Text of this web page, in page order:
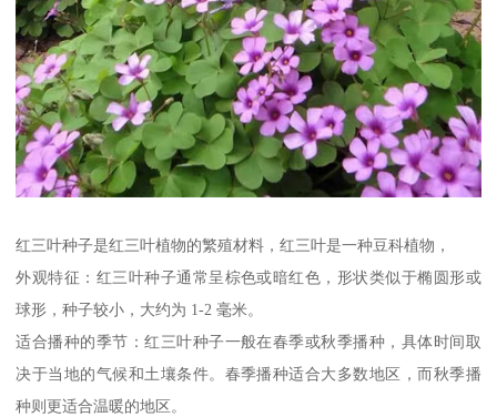
红三叶种子是红三叶植物的繁殖材料，红三叶是一种豆科植物，
外观特征：红三叶种子通常呈棕色或暗红色，形状类似于椭圆形或
球形，种子较小，大约为 1-2 毫米。
适合播种的季节：红三叶种子一般在春季或秋季播种，具体时间取
决于当地的气候和土壤条件。春季播种适合大多数地区，而秋季播
种则更适合温暖的地区。